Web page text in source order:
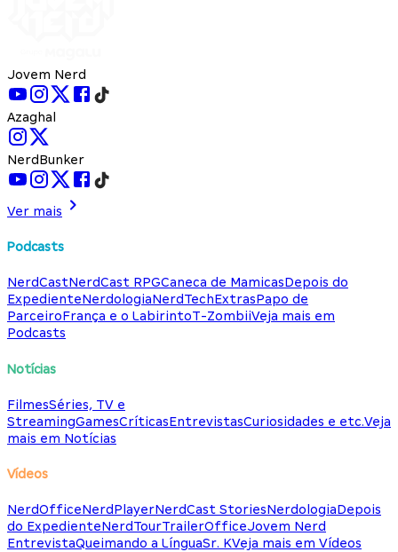
Jovem Nerd
Azaghal
NerdBunker
Ver mais
Podcasts
NerdCastNerdCast RPGCaneca de MamicasDepois do
ExpedienteNerdologiaNerdTechExtrasPapo de
ParceiroFrança e o LabirintoT-ZombiiVeja mais em
Podcasts
Notícias
FilmesSéries, TV e
StreamingGamesCríticasEntrevistasCuriosidades e etc.Veja
mais em Notícias
Vídeos
NerdOfficeNerdPlayerNerdCast StoriesNerdologiaDepois
do ExpedienteNerdTourTrailerOfficeJovem Nerd
EntrevistaQueimando a LínguaSr. KVeja mais em Vídeos